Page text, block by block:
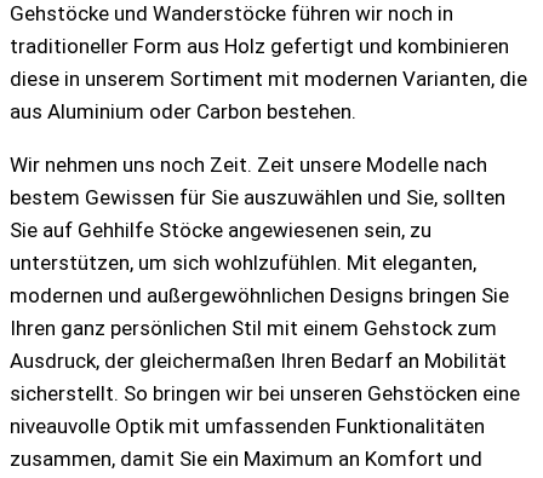
Gehstöcke und Wanderstöcke führen wir noch in
traditioneller Form aus Holz gefertigt und kombinieren
diese in unserem Sortiment mit modernen Varianten, die
aus Aluminium oder Carbon bestehen.
Wir nehmen uns noch Zeit. Zeit unsere Modelle nach
bestem Gewissen für Sie auszuwählen und Sie, sollten
Sie auf Gehhilfe Stöcke angewiesenen sein, zu
unterstützen, um sich wohlzufühlen. Mit eleganten,
modernen und außergewöhnlichen Designs bringen Sie
Ihren ganz persönlichen Stil mit einem Gehstock zum
Ausdruck, der gleichermaßen Ihren Bedarf an Mobilität
sicherstellt. So bringen wir bei unseren Gehstöcken eine
niveauvolle Optik mit umfassenden Funktionalitäten
zusammen, damit Sie ein Maximum an Komfort und